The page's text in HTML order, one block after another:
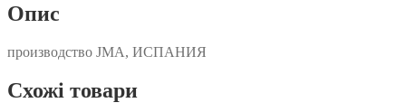
Опис
производство JMA, ИСПАНИЯ
Схожі товари